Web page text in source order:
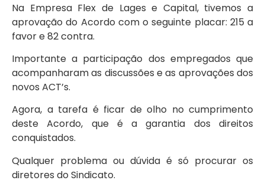
Na Empresa Flex de Lages e Capital, tivemos a
aprovação do Acordo com o seguinte placar: 215 a
favor e 82 contra.
Importante a participação dos empregados que
acompanharam as discussões e as aprovações dos
novos ACT’s.
Agora, a tarefa é ficar de olho no cumprimento
deste Acordo, que é a garantia dos direitos
conquistados.
Qualquer problema ou dúvida é só procurar os
diretores do Sindicato.